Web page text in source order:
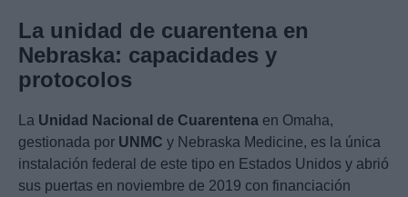
La unidad de cuarentena en
Nebraska: capacidades y
protocolos
La Unidad Nacional de Cuarentena en Omaha,
gestionada por UNMC y Nebraska Medicine, es la única
instalación federal de este tipo en Estados Unidos y abrió
sus puertas en noviembre de 2019 con financiación